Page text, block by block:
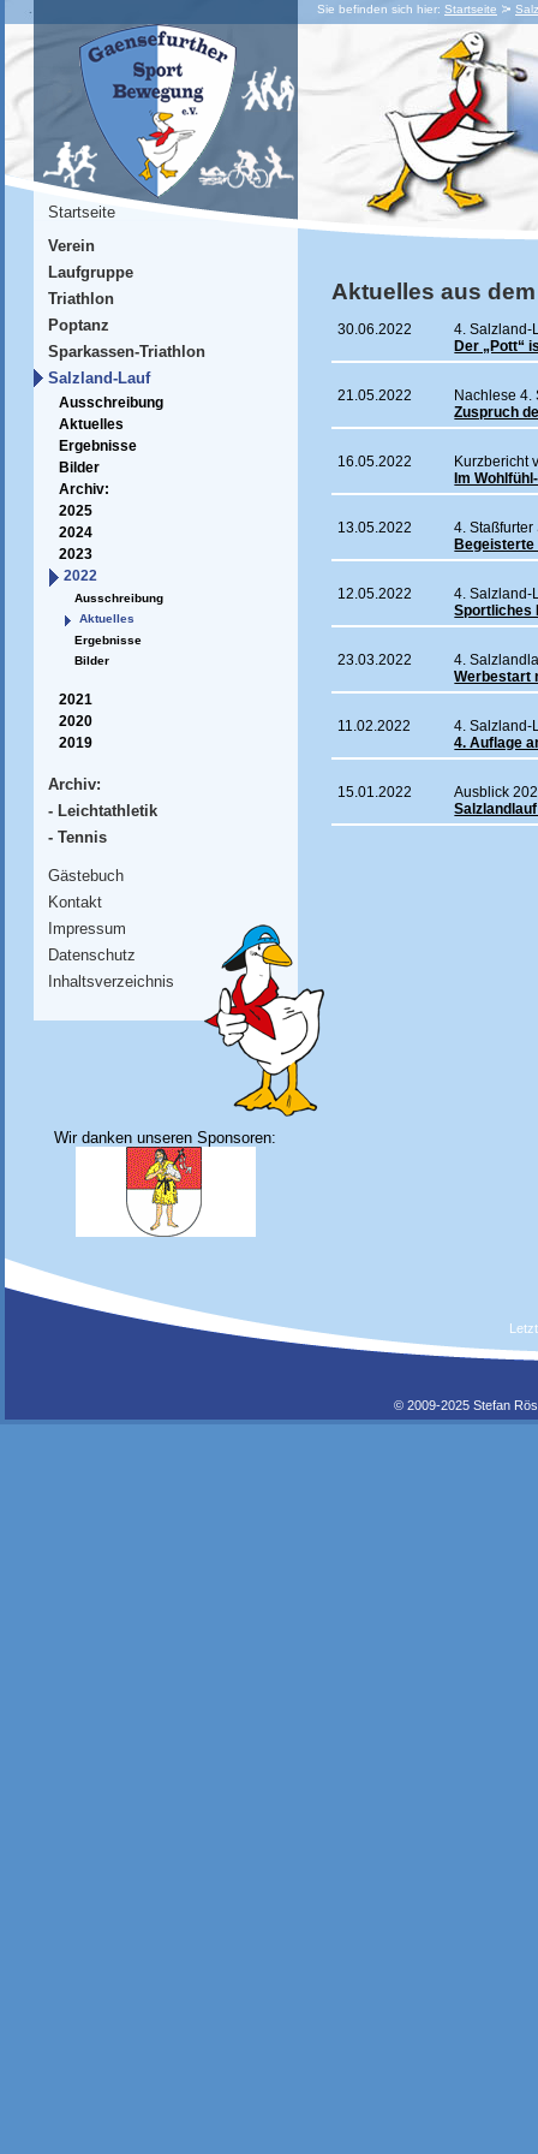
Sie befinden sich hier: Startseite
Startseite
Verein
Laufgruppe
Triathlon
Poptanz
Sparkassen-Triathlon
Salzland-Lauf
Ausschreibung
Aktuelles
Ergebnisse
Bilder
Archiv:
2025
2024
2023
2022
Ausschreibung
Aktuelles
Ergebnisse
Bilder
2021
2020
2019
Archiv:
- Leichtathletik
- Tennis
Gästebuch
Kontakt
Impressum
Datenschutz
Inhaltsverzeichnis
Wir danken unseren Sponsoren:
Aktuelles aus
30.06.2022
4. Salzland-
Der „Pott“
21.05.2022
Nachlese 4.
Zuspruch
16.05.2022
Kurzbericht
Im
13.05.2022
4.
12.05.2022
4. Salzland-
Sportliches
23.03.2022
4.
Werbestart
11.02.2022
4. Salzland-
4. Auflage
15.01.2022
Ausblick
© 2009-2025 Stefan